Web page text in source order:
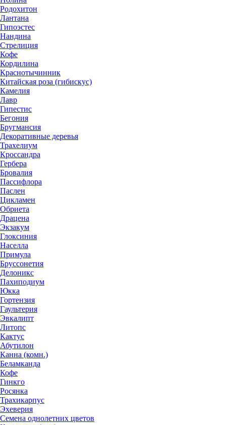
Родохитон
Лантана
Гипоэстес
Нандина
Стрелиция
Кофе
Кордилина
Краснотычинник
Китайская роза (гибискус)
Камелия
Лавр
Гипестис
Бегония
Бругмансия
Декоративные деревья
Трахелиум
Кроссандра
Гербера
Бровалия
Пассифлора
Паслен
Цикламен
Обриета
Драцена
Экзакум
Глоксиния
Населла
Примула
Бруссонетия
Делоникс
Пахиподиум
Юкка
Гортензия
Гаультерия
Эвкалипт
Литопс
Кактус
Абутилон
Канна (комн.)
Беламканда
Кофе
Гинкго
Росянка
Трахикарпус
Эхеверия
Семена однолетних цветов